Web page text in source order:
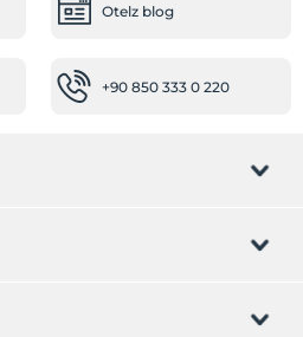
Otelz blog
+90 850 333 0 220